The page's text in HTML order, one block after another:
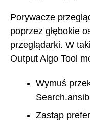
Porywacze
poprzez głębokie
przeglądarki. W
Output Algo Tool
Wymuś
Zastąp